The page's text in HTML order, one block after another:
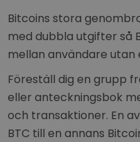
Bitcoins stora
med dubbla utgifter så
mellan användare utan
Föreställ dig en grupp
eller anteckningsbok
och transaktioner. En
BTC till en annans